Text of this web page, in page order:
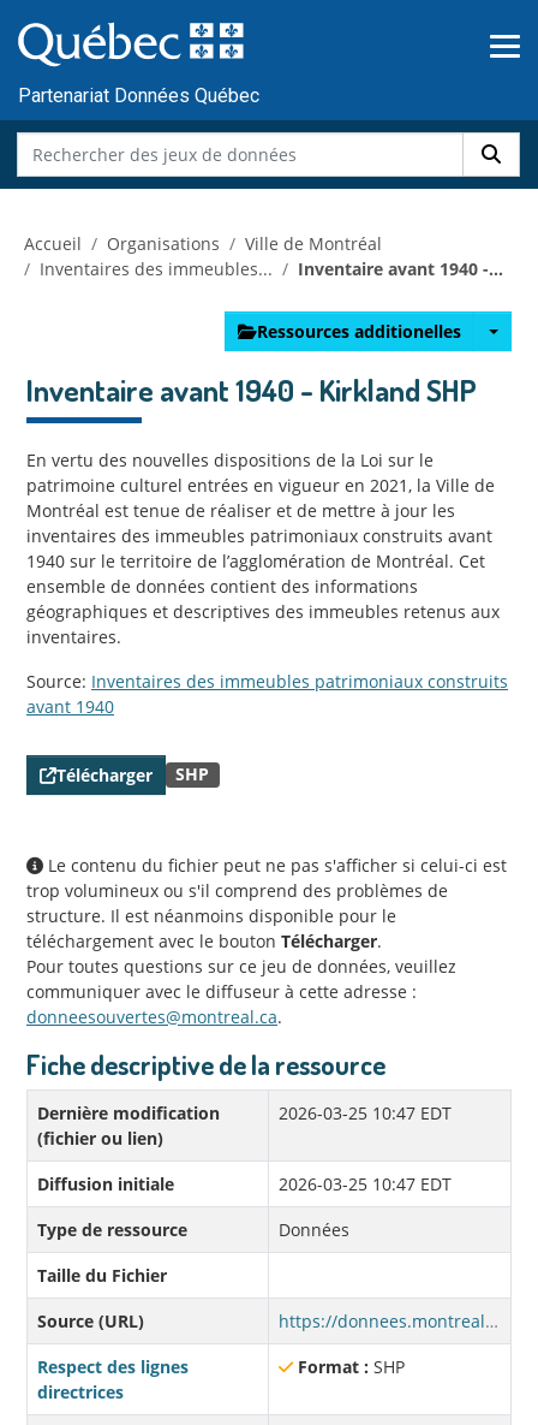
au
contenu
Partenariat Données Québec
Accueil Organisations
Ville de Montréal
Inventaires des immeubles...
Inventaire avant 1940 -...
Ressources additionelles
Inventaire avant 1940 - Kirkland SHP
En vertu des nouvelles dispositions de la Loi sur le
patrimoine culturel entrées en vigueur en 2021, la Ville de
Montréal est tenue de réaliser et de mettre à jour les
inventaires des immeubles patrimoniaux construits avant
1940 sur le territoire de l’agglomération de Montréal. Cet
ensemble de données contient des informations
géographiques et descriptives des immeubles retenus aux
inventaires.
Source: Inventaires des immeubles patrimoniaux construits
avant 1940
Télécharger SHP
Le contenu du fichier peut ne pas s'afficher si celui-ci est
trop volumineux ou s'il comprend des problèmes de
structure. Il est néanmoins disponible pour le
téléchargement avec le bouton Télécharger.
Pour toutes questions sur ce jeu de données, veuillez
communiquer avec le diffuseur à cette adresse :
donneesouvertes@montreal.ca.
Fiche descriptive de la ressource
Dernière modification
(fichier ou lien)
2026-03-25 10:47 EDT
Diffusion initiale
2026-03-25 10:47 EDT
Type de ressource
Données
Taille du Fichier
Source (URL)
https://donnees.montreal.ca/fr/dataset/25229b69-4d29-4ef7-a3b5-38e571c19cbc/resource/40939e5d-3ee3-4822-8800-4f2ec1e175f0/download/krk_imm_adopte_pre1940_s.zip
Respect des lignes
directrices
Format : SHP